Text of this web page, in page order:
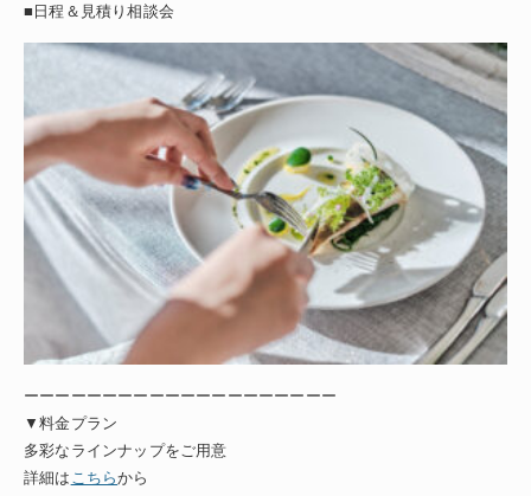
■日程＆見積り相談会
ーーーーーーーーーーーーーーーーーーーー
▼料金プラン
多彩なラインナップをご用意
詳細は こちらから